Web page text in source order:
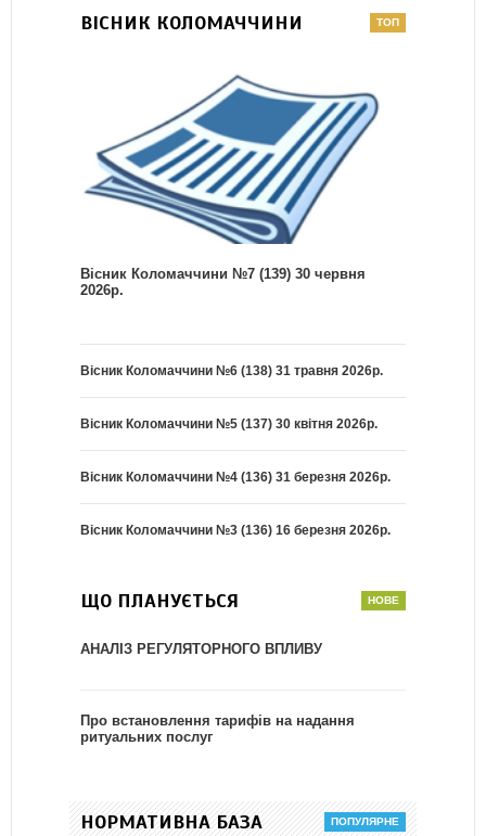
ВІСНИК КОЛОМАЧЧИНИ
Вісник Коломаччини №7 (139) 30 червня
2026р.
Вісник Коломаччини №6 (138) 31 травня 2026р.
Вісник Коломаччини №5 (137) 30 квітня 2026р.
Вісник Коломаччини №4 (136) 31 березня 2026р.
Вісник Коломаччини №3 (136) 16 березня 2026р.
ЩО ПЛАНУЄТЬСЯ
АНАЛІЗ РЕГУЛЯТОРНОГО ВПЛИВУ
Про встановлення тарифів на надання
ритуальних послуг
НОРМАТИВНА БАЗА